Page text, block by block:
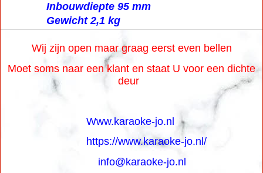
Inbouwdiepte 95 mm
Gewicht 2,1 kg
Wij zijn open maar graag eerst even bellen
Moet soms naar een klant en staat U voor een dichte
deur
Www.karaoke-jo.nl
https://www.karaoke-jo.nl/
info@karaoke-jo.nl